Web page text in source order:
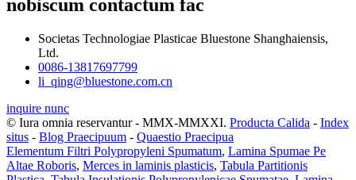
nobiscum contactum fac
Societas Technologiae Plasticae Bluestone Shanghaiensis,
Ltd.
0086-13817697799
li_qing@bluestone.com.cn
inquire nunc
© Iura omnia reservantur - MMX-MMXXI. Producta Calida - Index
situs - Blog Praecipuum - Quaestio Praecipua
Elementum Filtri Polypropyleni Spumatum, Lamina Spumae Pe
Altae Roboris, Merces in laminis plasticis, Tabula Partitionis